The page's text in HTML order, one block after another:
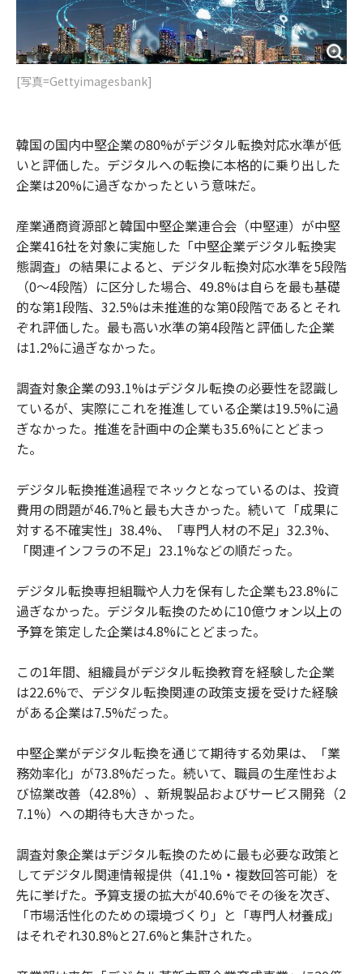
[写真=Gettyimagesbank]
韓国の国内中堅企業の80%がデジタル転換対応水準が低
いと評価した。デジタルへの転換に本格的に乗り出した
企業は20%に過ぎなかったという意味だ。
産業通商資源部と韓国中堅企業連合会（中堅連）が中堅
企業416社を対象に実施した「中堅企業デジタル転換実
態調査」の結果によると、デジタル転換対応水準を5段階
（0～4段階）に区分した場合、49.8%は自らを最も基礎
的な第1段階、32.5%は未推進的な第0段階であるとそれ
ぞれ評価した。最も高い水準の第4段階と評価した企業
は1.2%に過ぎなかった。
調査対象企業の93.1%はデジタル転換の必要性を認識し
ているが、実際にこれを推進している企業は19.5%に過
ぎなかった。推進を計画中の企業も35.6%にとどまっ
た。
デジタル転換推進過程でネックとなっているのは、投資
費用の問題が46.7%と最も大きかった。続いて「成果に
対する不確実性」38.4%、「専門人材の不足」32.3%、
「関連インフラの不足」23.1%などの順だった。
デジタル転換専担組職や人力を保有した企業も23.8%に
過ぎなかった。デジタル転換のために10億ウォン以上の
予算を策定した企業は4.8%にとどまった。
この1年間、組織員がデジタル転換教育を経験した企業
は22.6%で、デジタル転換関連の政策支援を受けた経験
がある企業は7.5%だった。
中堅企業がデジタル転換を通じて期待する効果は、「業
務効率化」が73.8%だった。続いて、職員の生産性およ
び協業改善（42.8%）、新規製品およびサービス開発（2
7.1%）への期待も大きかった。
調査対象企業はデジタル転換のために最も必要な政策と
してデジタル関連情報提供（41.1%・複数回答可能）を
先に挙げた。予算支援の拡大が40.6%でその後を次ぎ、
「市場活性化のための環境づくり」と「専門人材養成」
はそれぞれ30.8%と27.6%と集計された。